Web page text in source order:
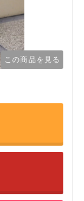
この商品を見る